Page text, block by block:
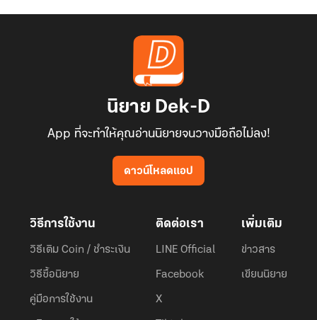
นิยาย Dek-D
App ที่จะทำให้คุณอ่านนิยายจนวางมือถือไม่ลง!
ดาวน์โหลดแอป
วิธีการใช้งาน
วิธีเติม Coin / ชำระเงิน
วิธีซื้อนิยาย
คู่มือการใช้งาน
ติดต่อเรา
LINE Official
Facebook
X
เพิ่มเติม
ข่าวสาร
เขียนนิยาย